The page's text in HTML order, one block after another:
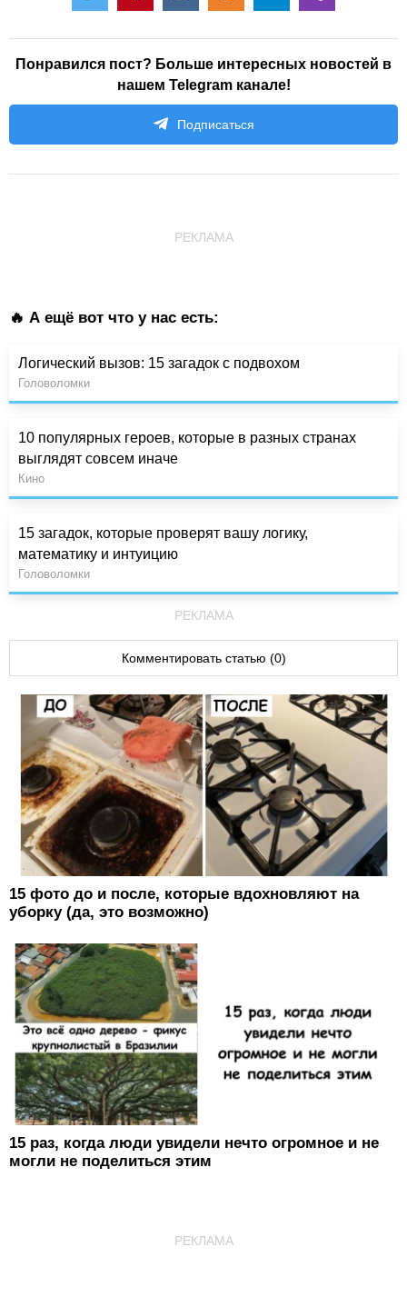
Понравился пост? Больше интересных новостей в
нашем Telegram канале!
Подписаться
РЕКЛАМА
🔥 А ещё вот что у нас есть:
Логический вызов: 15 загадок с подвохом
Головоломки
10 популярных героев, которые в разных странах
выглядят совсем иначе
Кино
15 загадок, которые проверят вашу логику,
математику и интуицию
Головоломки
РЕКЛАМА
Комментировать статью (0)
15 фото до и после, которые вдохновляют на
уборку (да, это возможно)
15 раз, когда люди увидели нечто огромное и не
могли не поделиться этим
РЕКЛАМА